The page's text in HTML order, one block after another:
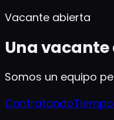
Vacante abierta
Una
Somos un equipo
Contratando